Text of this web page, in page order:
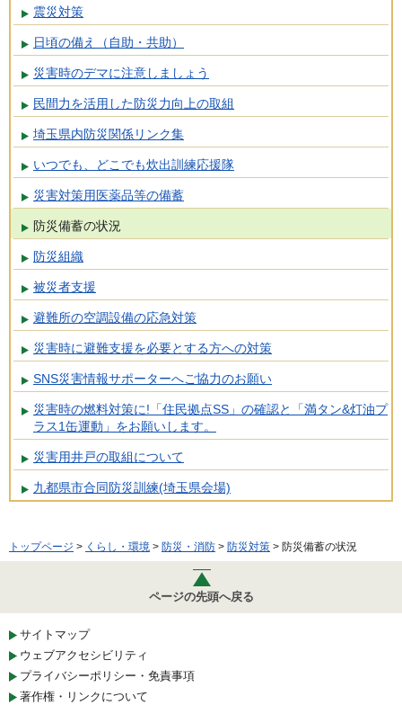
震災対策
日頃の備え（自助・共助）
災害時のデマに注意しましょう
民間力を活用した防災力向上の取組
埼玉県内防災関係リンク集
いつでも、どこでも炊出訓練応援隊
災害対策用医薬品等の備蓄
防災備蓄の状況
防災組織
被災者支援
避難所の空調設備の応急対策
災害時に避難支援を必要とする方への対策
SNS災害情報サポーターへご協力のお願い
災害時の燃料対策に!「住民拠点SS」の確認と「満タン&灯油プ
ラス1缶運動」をお願いします。
災害用井戸の取組について
九都県市合同防災訓練(埼玉県会場)
トップページ > くらし・環境 > 防災・消防 > 防災対策 > 防災備蓄の状況
ページの先頭へ戻る
サイトマップ
ウェブアクセシビリティ
プライバシーポリシー・免責事項
著作権・リンクについて